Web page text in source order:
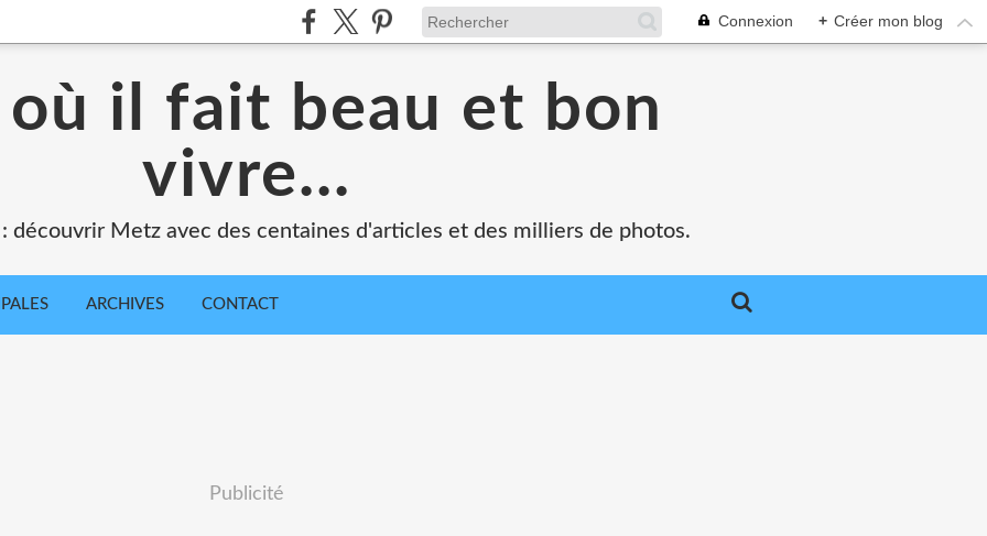
Connexion + Créer mon blog
où il fait beau et bon
vivre...
découvrir Metz avec des centaines d'articles et des milliers de photos.
ARCHIVES CONTACT
Publicité